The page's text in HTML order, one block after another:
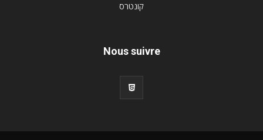
קונטרס
Nous suivre